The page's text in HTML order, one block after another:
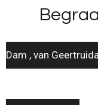
naar
de
hoofdinhoud
Dam , van